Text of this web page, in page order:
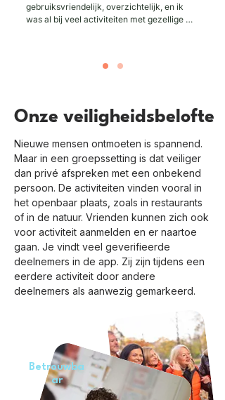
gebruiksvriendelijk, overzichtelijk, en ik
was al bij veel activiteiten met gezellige
Onze veiligheidsbelofte
Nieuwe mensen ontmoeten is spannend.
Maar in een groepssetting is dat veiliger
dan privé afspreken met een onbekend
persoon. De activiteiten vinden vooral in
het openbaar plaats, zoals in restaurants
of in de natuur. Vrienden kunnen zich ook
voor activiteit aanmelden en er naartoe
gaan. Je vindt veel geverifieerde
deelnemers in de app. Zij zijn tijdens een
eerdere activiteit door andere
deelnemers als aanwezig gemarkeerd.
Betrouwba
ar